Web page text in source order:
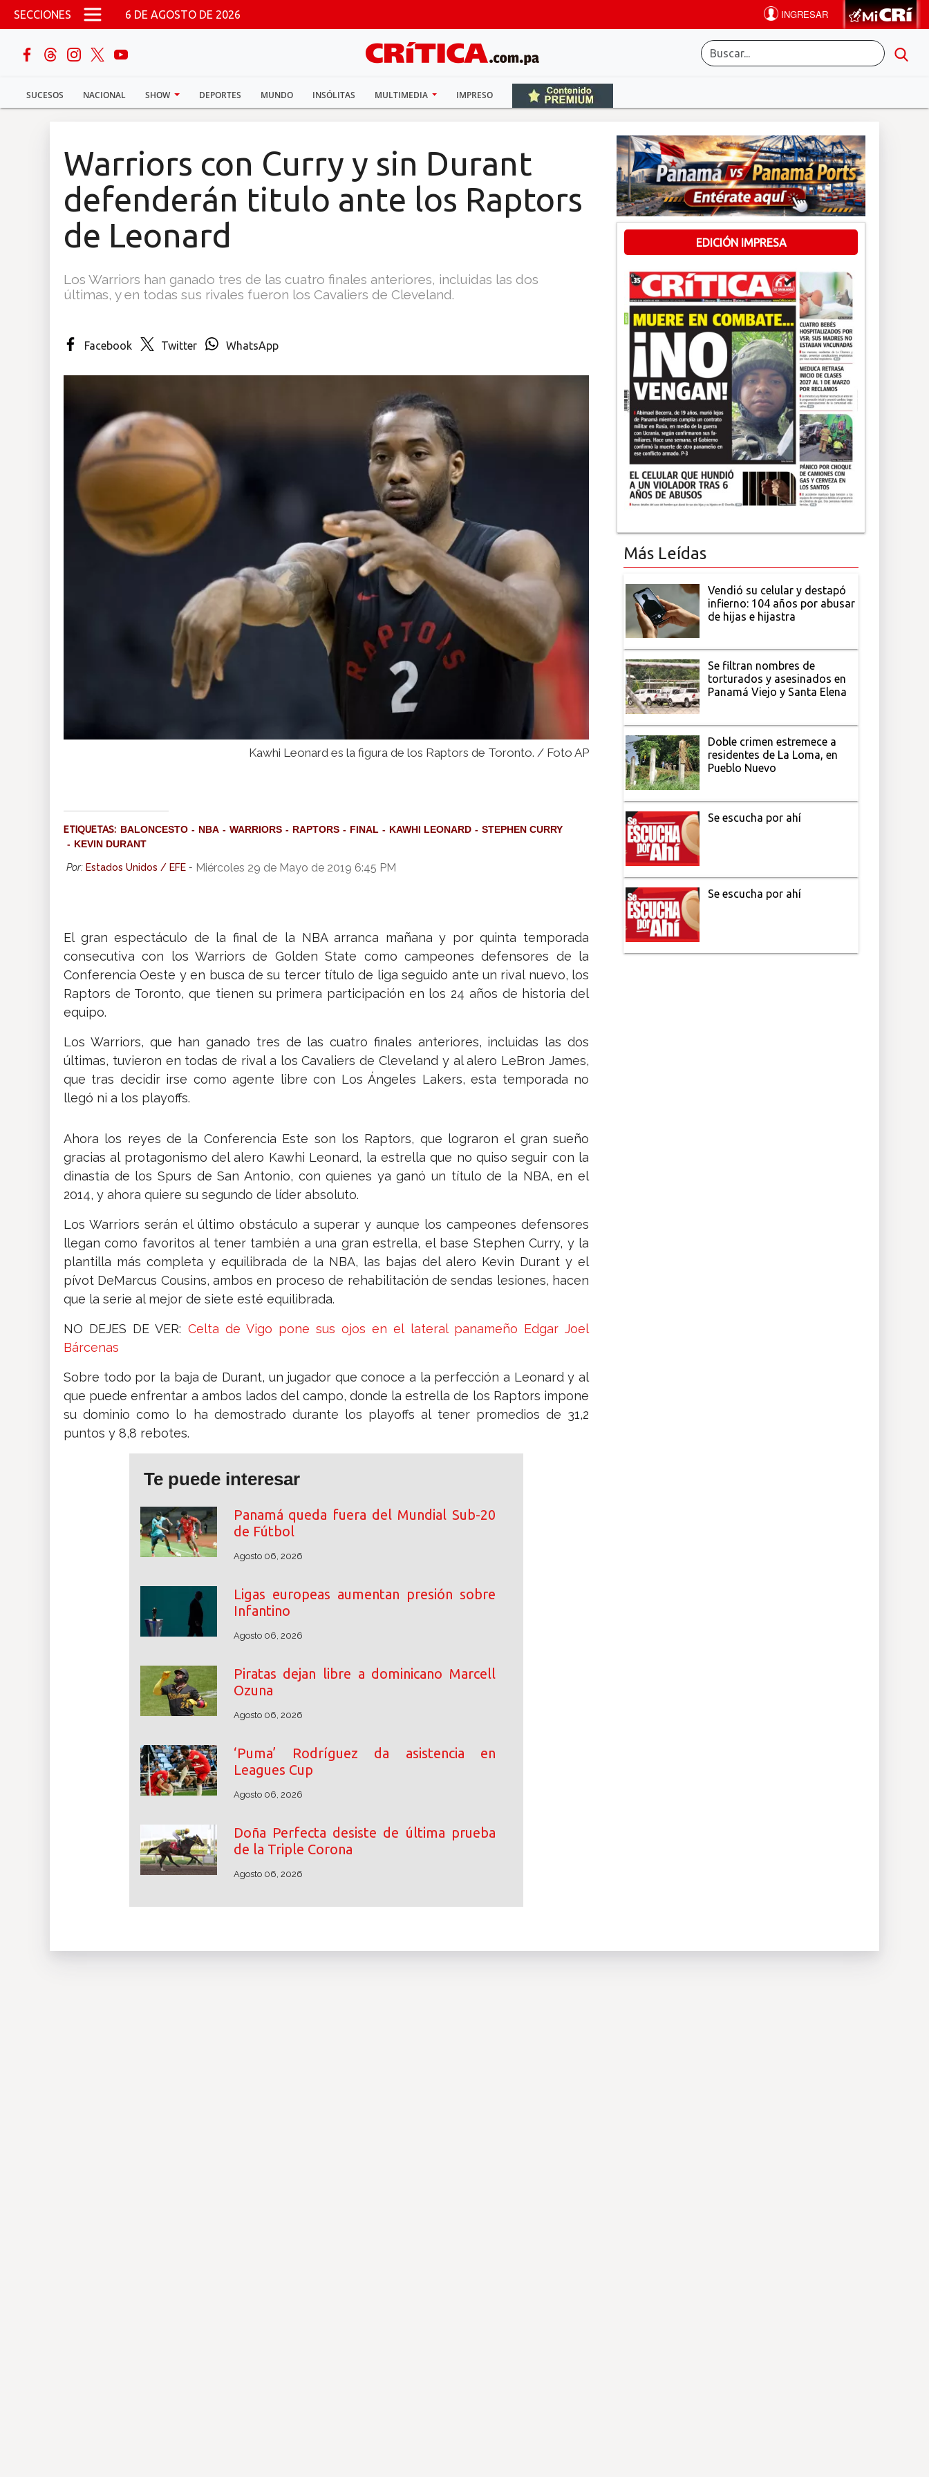
Pasar al contenido principal
SECCIONES 6 DE AGOSTO DE 2026
SUCESOS NACIONAL SHOW DEPORTES MUNDO INSÓLITAS MULTIMEDIA IMPRESO
buscar
Sucesos
Multimedia
Warriors con Curry y sin Durant
defenderán titulo ante los Raptors
de Leonard
Los Warriors han ganado tres de las cuatro finales anteriores, incluidas las dos
últimas, y en todas sus rivales fueron los Cavaliers de Cleveland.
Facebook Twitter WhatsApp
Kawhi Leonard es la figura de los Raptors de Toronto. / Foto AP
ETIQUETAS: BALONCESTO NBA WARRIORS RAPTORS FINAL KAWHI LEONARD
STEPHEN CURRY
KEVIN DURANT
Por: Estados Unidos / EFE - Miércoles 29 de Mayo de 2019 6:45 PM
El gran espectáculo de la final de la NBA arranca mañana y por quinta temporada
consecutiva con los Warriors de Golden State como campeones defensores de la
Conferencia Oeste y en busca de su tercer título de liga seguido ante un rival nuevo, los
Raptors de Toronto, que tienen su primera participación en los 24 años de historia del
equipo.
Los Warriors, que han ganado tres de las cuatro finales anteriores, incluidas las dos
últimas, tuvieron en todas de rival a los Cavaliers de Cleveland y al alero LeBron James,
que tras decidir irse como agente libre con Los Ángeles Lakers, esta temporada no
llegó ni a los playoffs.
Ahora los reyes de la Conferencia Este son los Raptors, que lograron el gran sueño
gracias al protagonismo del alero Kawhi Leonard, la estrella que no quiso seguir con la
dinastía de los Spurs de San Antonio, con quienes ya ganó un título de la NBA, en el
2014, y ahora quiere su segundo de líder absoluto.
Los Warriors serán el último obstáculo a superar y aunque los campeones defensores
llegan como favoritos al tener también a una gran estrella, el base Stephen Curry, y la
plantilla más completa y equilibrada de la NBA, las bajas del alero Kevin Durant y el
pívot DeMarcus Cousins, ambos en proceso de rehabilitación de sendas lesiones, hacen
que la serie al mejor de siete esté equilibrada.
NO DEJES DE VER: Celta de Vigo pone sus ojos en el lateral panameño Edgar Joel
Bárcenas
Sobre todo por la baja de Durant, un jugador que conoce a la perfección a Leonard y al
que puede enfrentar a ambos lados del campo, donde la estrella de los Raptors impone
su dominio como lo ha demostrado durante los playoffs al tener promedios de 31,2
puntos y 8,8 rebotes.
Te puede interesar
Panamá queda fuera del Mundial Sub-20
de Fútbol
Agosto 06, 2026
Ligas europeas aumentan presión sobre
Infantino
Agosto 06, 2026
Piratas dejan libre a dominicano Marcell
Ozuna
Agosto 06, 2026
‘Puma’ Rodríguez da asistencia en
Leagues Cup
Agosto 06, 2026
Doña Perfecta desiste de última prueba
de la Triple Corona
Agosto 06, 2026
EDICIÓN IMPRESA
Más Leídas
Vendió su celular y destapó
infierno: 104 años por abusar
de hijas e hijastra
Se filtran nombres de
torturados y asesinados en
Panamá Viejo y Santa Elena
Doble crimen estremece a
residentes de La Loma, en
Pueblo Nuevo
Se escucha por ahí
Se escucha por ahí